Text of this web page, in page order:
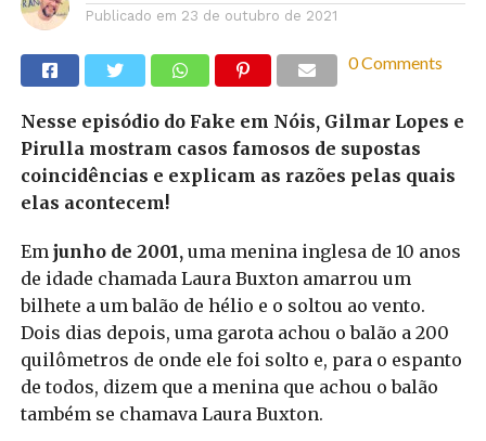
Publicado em 23 de outubro de 2021
0 Comments
Nesse episódio do Fake em Nóis, Gilmar Lopes e
Pirulla mostram casos famosos de supostas
coincidências e explicam as razões pelas quais
elas acontecem!
Em junho de 2001,uma menina inglesa de 10 anos
de idade chamada Laura Buxton amarrou um
bilhete a um balão de hélio e o soltou ao vento.
Dois dias depois, uma garota achou o balão a 200
quilômetros de onde ele foi solto e, para o espanto
de todos, dizem que a menina que achou o balão
também se chamava Laura Buxton.